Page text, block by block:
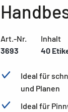
Art.-Nr.
3693
Inhalt
40
Ideal für
und Planen
Ideal für